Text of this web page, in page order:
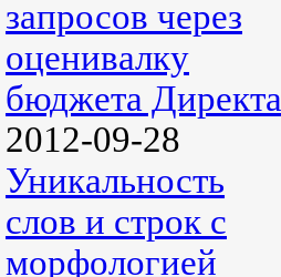
запросов через
оценивалку
бюджета Директа
2012-09-28
Уникальность
слов и строк c
морфологией